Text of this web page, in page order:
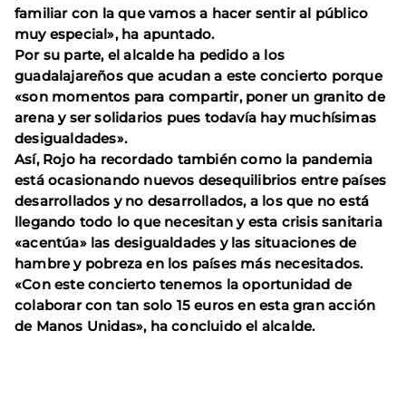
familiar con la que vamos a hacer sentir al público
muy especial», ha apuntado.
Por su parte, el alcalde ha pedido a los
guadalajareños que acudan a este concierto porque
«son momentos para compartir, poner un granito de
arena y ser solidarios pues todavía hay muchísimas
desigualdades».
Así, Rojo ha recordado también como la pandemia
está ocasionando nuevos desequilibrios entre países
desarrollados y no desarrollados, a los que no está
llegando todo lo que necesitan y esta crisis sanitaria
«acentúa» las desigualdades y las situaciones de
hambre y pobreza en los países más necesitados.
«Con este concierto tenemos la oportunidad de
colaborar con tan solo 15 euros en esta gran acción
de Manos Unidas», ha concluido el alcalde.